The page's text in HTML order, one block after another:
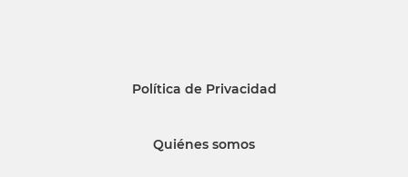
Política de Privacidad
Quiénes somos